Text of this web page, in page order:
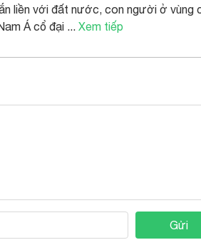
liền với đất nước, con người ở vùng
Á cổ đại ... Xem tiếp
Gửi